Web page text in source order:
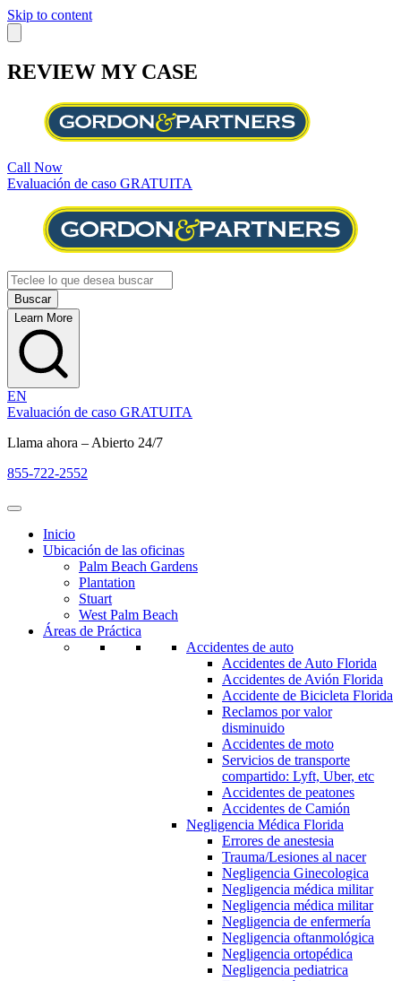
Skip to content
REVIEW MY CASE
Call Now
Evaluación de caso GRATUITA
Learn More
EN
Evaluación de caso GRATUITA
Llama ahora – Abierto 24/7
855-722-2552
Inicio
Ubicación de las oficinas
Palm Beach Gardens
Plantation
Stuart
West Palm Beach
Áreas de Práctica
Accidentes de auto
Accidentes de Auto Florida
Accidentes de Avión Florida
Accidente de Bicicleta Florida
Reclamos por valor
disminuido
Accidentes de moto
Servicios de transporte
compartido: Lyft, Uber, etc
Accidentes de peatones
Accidentes de Camión
Negligencia Médica Florida
Errores de anestesia
Trauma/Lesiones al nacer
Negligencia Ginecologica
Negligencia médica militar
Negligencia médica militar
Negligencia de enfermería
Negligencia oftanmológica
Negligencia ortopédica
Negligencia pediatrica